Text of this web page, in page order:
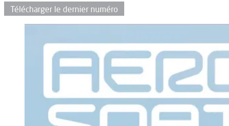
Télécharger le dernier numéro